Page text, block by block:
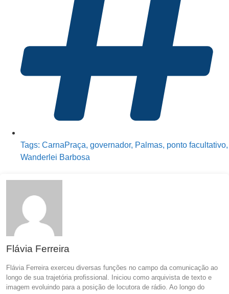
Tags: CarnaPraça, governador, Palmas, ponto facultativo,
Wanderlei Barbosa
Flávia Ferreira
Flávia Ferreira exerceu diversas funções no campo da comunicação ao
longo de sua trajetória profissional. Iniciou como arquivista de texto e
imagem evoluindo para a posição de locutora de rádio. Ao longo do